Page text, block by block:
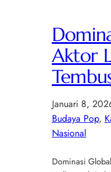
Aktor
Januari 8,
Budaya Pop,
Nasional
Dominasi